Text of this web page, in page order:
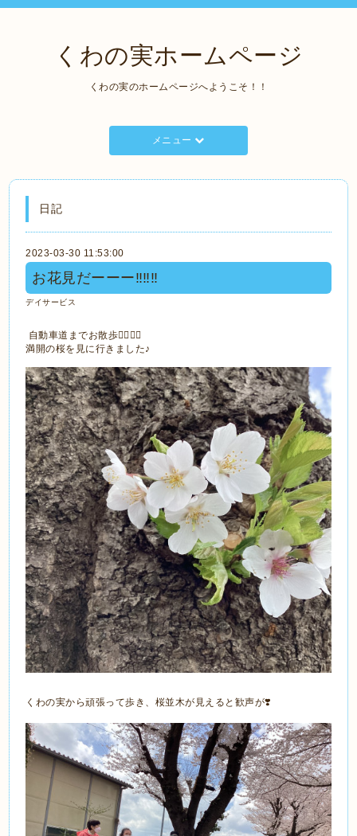
くわの実ホームページ
くわの実のホームページへようこそ！！
メニュー
日記
2023-03-30 11:53:00
お花見だーーー‼️‼️‼️
デイサービス
自動車道までお散歩🚶‍♀️🚶‍♀️
満開の桜を見に行きました♪
くわの実から頑張って歩き、桜並木が見えると歓声が❣️